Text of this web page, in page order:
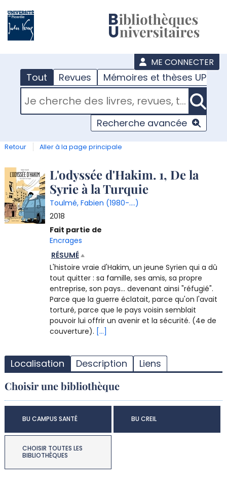
ME CONNECTER
Tout Revues Mémoires et thèses UPJV
RECHERCHER DANS "TOUT"
Recherche avancée
Retour Aller à la page principale
Détail
document
L'odyssée d'Hakim. 1, De la
Syrie à la Turquie
Toulmé, Fabien (1980-....)
2018
Fait partie de
Encrages
RÉSUMÉ
L'histoire vraie d'Hakim, un jeune Syrien qui a dû
tout quitter : sa famille, ses amis, sa propre
entreprise, son pays... devenant ainsi "réfugié".
Parce que la guerre éclatait, parce qu'on l'avait
torturé, parce que le pays voisin semblait
pouvoir lui offrir un avenir et la sécurité. (4e de
couverture). [...]
Localisation Description Liens
Choisir une bibliothèque
BU CAMPUS SANTÉ BU CREIL
CHOISIR TOUTES LES
BIBLIOTHÈQUES